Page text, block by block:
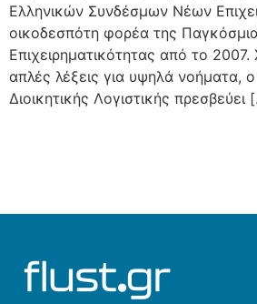
Ελληνικών Συνδέσμων Νέων
οικοδεσπότη φορέα της
Επιχειρηματικότητας από το
απλές λέξεις για υψηλά νοήματα,
Διοικητικής Λογιστικής πρεσβεύει